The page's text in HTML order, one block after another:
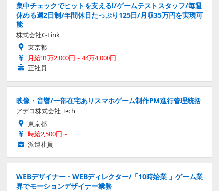
集中チェックでヒットを支える!/ゲームテストスタッフ/毎週
休める週2日制/年間休日たっぷり125日/月収35万円を実現可
能
株式会社C-Link
東京都
月給31万2,000円～44万4,000円
正社員
映像・音響/一部在宅ありスマホゲーム制作PM進行管理統括
アデコ株式会社 Tech
東京都
時給2,500円～
派遣社員
WEBデザイナー・WEBディレクター/「10時始業 」ゲーム業
界でモーションデザイナー業務